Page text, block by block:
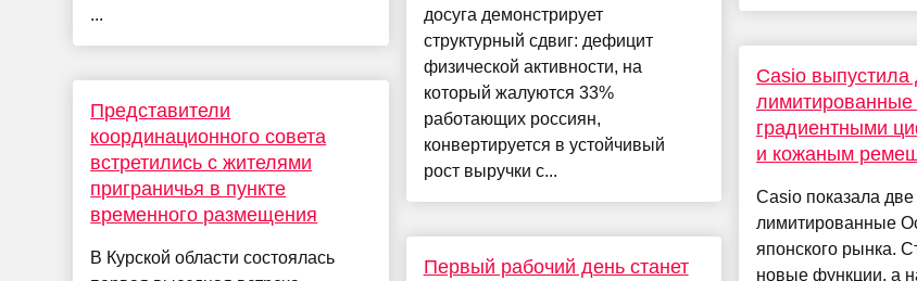
...
Представители
координационного совета
встретились с жителями
приграничья в пункте
временного размещения
В Курской области состоялась
досуга демонстрирует
структурный сдвиг: дефицит
физической активности, на
который жалуются 33%
работающих россиян,
конвертируется в устойчивый
рост выручки с...
Первый рабочий день станет
Casio выпустила
лимитированные
градиентными
и кожаным
Casio показала две
лимитированные
японского рынка.
новые функции, а